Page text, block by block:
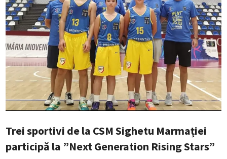
Trei sportivi de la CSM Sighetu Marmației
participă la ”Next Generation Rising Stars”